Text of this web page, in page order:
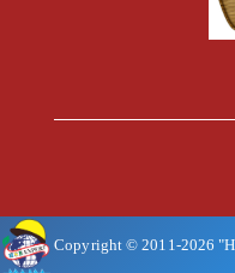
Copyright © 2011-2026